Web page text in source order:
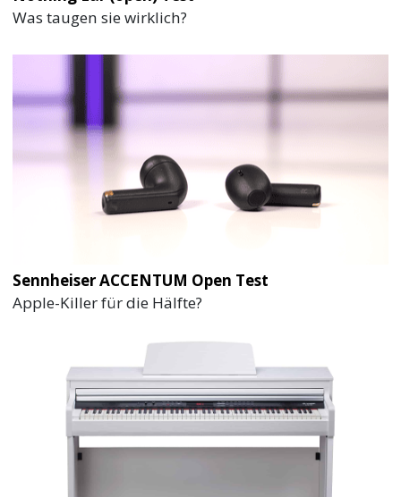
Was taugen sie wirklich?
Sennheiser ACCENTUM Open Test
Apple-Killer für die Hälfte?